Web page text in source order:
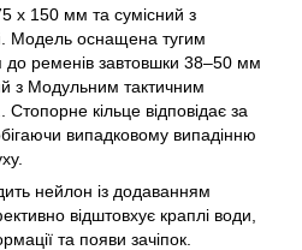
х 150 мм та сумісний з
Модель оснащена тугим
до ременів завтовшки 38–50 мм
з Модульним тактичним
кільце відповідає за
випадковому випадінню
нейлон із додаванням
відштовхує краплі води,
та появи зачіпок.